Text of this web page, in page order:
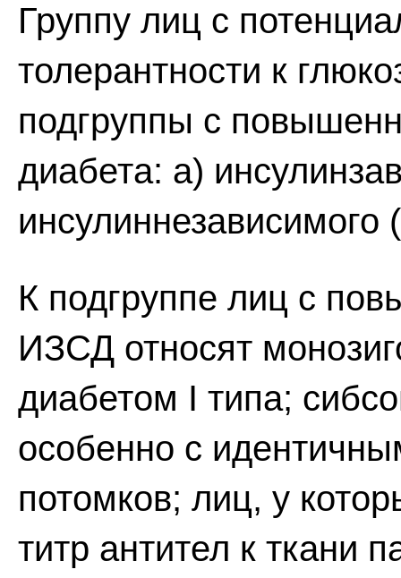
Группу лиц с
толерантности к
подгруппы с
диабета: а)
К подгруппе лиц с
ИЗСД относят
диабетом I типа;
особенно с
потомков; лиц, у
титр антител к ткани